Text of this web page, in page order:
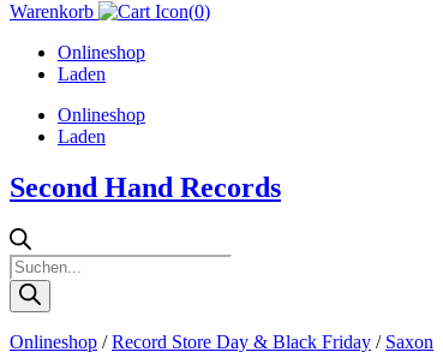
Warenkorb
(0)
Onlineshop
Laden
Onlineshop
Laden
Second Hand Records
Products
search
Onlineshop /Record Store Day & Black Friday / Saxon